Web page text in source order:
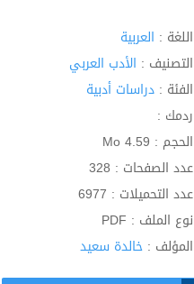
اللغة : العربية
اﻟﺘﺼﻨﻴﻒ : الأدب العربي
الفئة : دراسات أدبية
ردمك :
الحجم : 4.59 Mo
عدد الصفحات : 328
عدد التحميلات : 6977
نوع الملف : PDF
المؤلف : خالدة سعيد